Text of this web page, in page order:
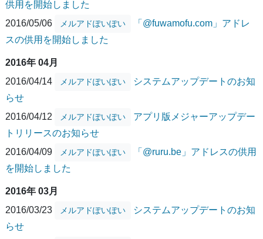
供用を開始しました
2016/05/06
メルアドぽいぽい
「@fuwamofu.com」アドレ
スの供用を開始しました
2016年 04月
2016/04/14
メルアドぽいぽい
システムアップデートのお知
らせ
2016/04/12
メルアドぽいぽい
アプリ版メジャーアップデー
トリリースのお知らせ
2016/04/09
メルアドぽいぽい
「@ruru.be」アドレスの供用
を開始しました
2016年 03月
2016/03/23
メルアドぽいぽい
システムアップデートのお知
らせ